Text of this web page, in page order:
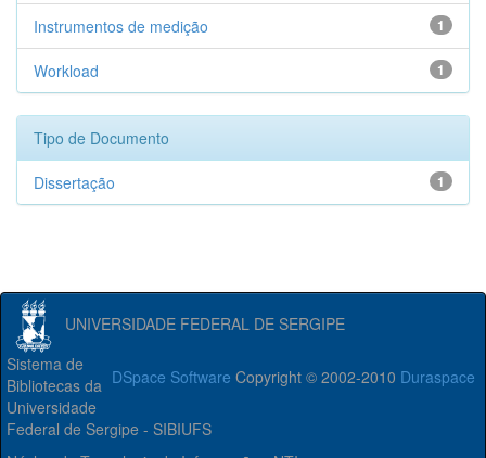
1
Instrumentos de medição
1
Workload
Tipo de Documento
1
Dissertação
UNIVERSIDADE FEDERAL DE SERGIPE
DSpace Software Copyright © 2002-2010 Duraspace
Sistema de
Bibliotecas da
Universidade
Federal de Sergipe - SIBIUFS